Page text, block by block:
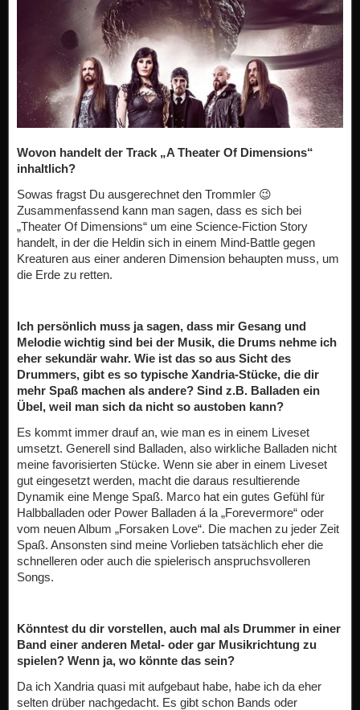
Wovon handelt der Track „A Theater Of Dimensions“
inhaltlich?
Sowas fragst Du ausgerechnet den Trommler 😉
Zusammenfassend kann man sagen, dass es sich bei
„Theater Of Dimensions“ um eine Science-Fiction Story
handelt, in der die Heldin sich in einem Mind-Battle gegen
Kreaturen aus einer anderen Dimension behaupten muss, um
die Erde zu retten.
Ich persönlich muss ja sagen, dass mir Gesang und
Melodie wichtig sind bei der Musik, die Drums nehme ich
eher sekundär wahr. Wie ist das so aus Sicht des
Drummers, gibt es so typische Xandria-Stücke, die dir
mehr Spaß machen als andere? Sind z.B. Balladen ein
Übel, weil man sich da nicht so austoben kann?
Es kommt immer drauf an, wie man es in einem Liveset
umsetzt. Generell sind Balladen, also wirkliche Balladen nicht
meine favorisierten Stücke. Wenn sie aber in einem Liveset
gut eingesetzt werden, macht die daraus resultierende
Dynamik eine Menge Spaß. Marco hat ein gutes Gefühl für
Halbballaden oder Power Balladen á la „Forevermore“ oder
vom neuen Album „Forsaken Love“. Die machen zu jeder Zeit
Spaß. Ansonsten sind meine Vorlieben tatsächlich eher die
schnelleren oder auch die spielerisch anspruchsvolleren
Songs.
Könntest du dir vorstellen, auch mal als Drummer in einer
Band einer anderen Metal- oder gar Musikrichtung zu
spielen? Wenn ja, wo könnte das sein?
Da ich Xandria quasi mit aufgebaut habe, habe ich da eher
selten drüber nachgedacht. Es gibt schon Bands oder